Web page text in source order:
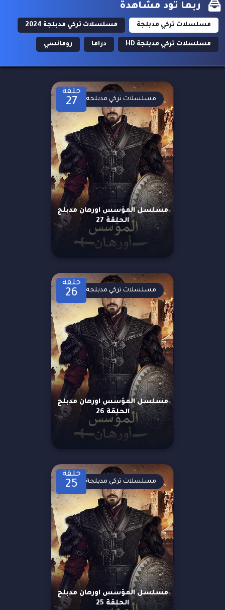
ربما تود مشاهدة
مسلسلات تركي مدبلجة مسلسلات تركي مدبلجة 2024
مسلسلات تركي مدبلجة HD دراما رومانسي
حلقة
27
مسلسل المؤسس اورهان مدبلج
الحلقة 27
مسلسلات تركي مدبلجة
حلقة
26
مسلسل المؤسس اورهان مدبلج
الحلقة 26
مسلسلات تركي مدبلجة
حلقة
25
مسلسل المؤسس اورهان مدبلج
الحلقة 25
مسلسلات تركي مدبلجة